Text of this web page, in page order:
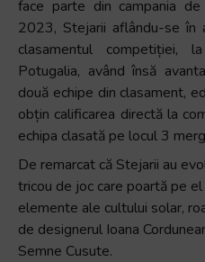
face parte din campania
2023, Stejarii aflându-se
clasamentul
Potugalia, având însă
două echipe din clasament,
obțin calificarea directă la
echipa clasată pe locul 3
De remarcat că Stejarii au
tricou de joc care poartă pe
elemente ale cultului solar,
de designerul Ioana
Semne Cusute.